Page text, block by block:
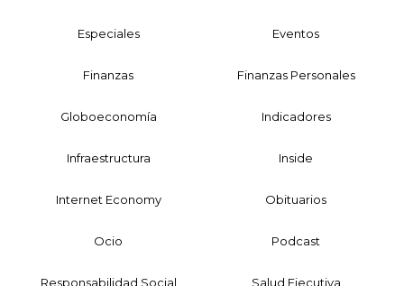
Especiales Eventos
Finanzas Finanzas Personales
Globoeconomía Indicadores
Infraestructura Inside
Internet Economy Obituarios
Ocio Podcast
Responsabilidad Social Salud Ejecutiva